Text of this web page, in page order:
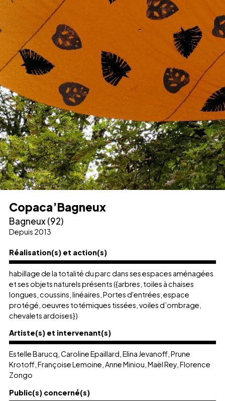
Copaca’Bagneux
Bagneux (92)
Depuis 2013
Réalisation(s) et action(s)
habillage de la totalité du parc dans ses espaces aménagées
et ses objets naturels présents ({arbres, toiles à chaises
longues, coussins, linéaires, Portes d'entrées, espace
protégé, oeuvres totémiques tissées, voiles d’ombrage,
chevalets ardoises})
Artiste(s) et intervenant(s)
Estelle Barucq, Caroline Epaillard, Elina Jevanoff, Prune
Krotoff, Françoise Lemoine, Anne Miniou, Maël Rey, Florence
Zongo
Public(s) concerné(s)